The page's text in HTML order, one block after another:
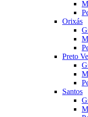
Orixás
Preto
Santos